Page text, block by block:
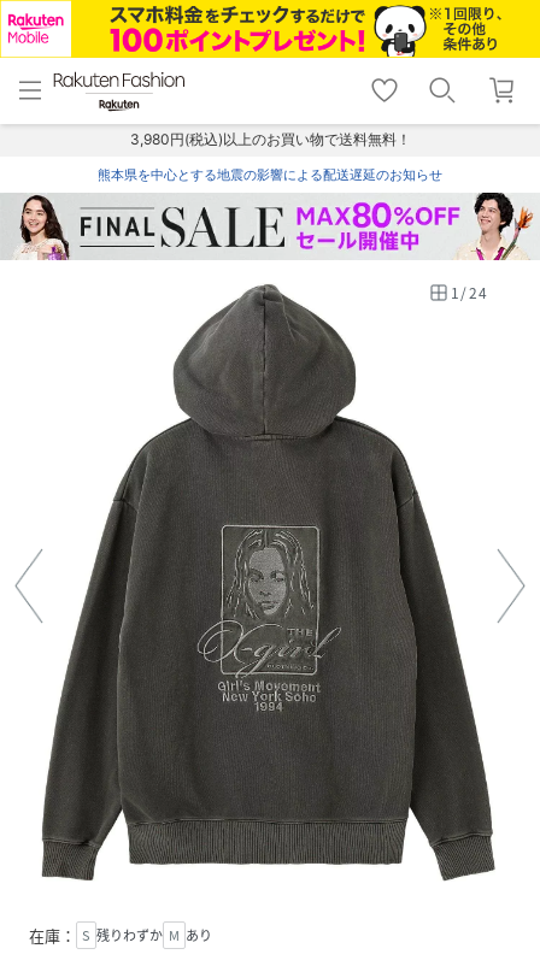
menu home
トップ
shopping_cart lock_outline
ログイン
3,980円(税込)以上のお買い物で送料無料！
熊本県を中心とする地震の影響による配送遅延のお知らせ
1/24
在庫： S 残りわずか M あり